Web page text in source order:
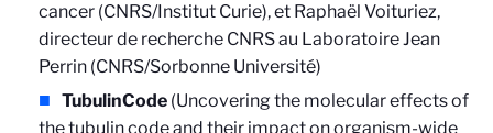
cancer (CNRS/Institut Curie), et Raphaël Voituriez,
directeur de recherche CNRS au Laboratoire Jean
Perrin (CNRS/Sorbonne Université)
TubulinCode (Uncovering the molecular effects of
the tubulin code and their impact on organism-wide